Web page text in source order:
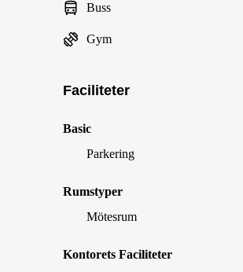
Buss
Gym
Faciliteter
Basic
Parkering
Rumstyper
Mötesrum
Kontorets Faciliteter